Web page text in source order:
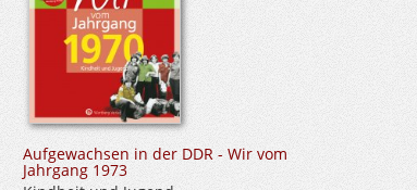
Aufgewachsen in der DDR - Wir vom
Jahrgang 1973